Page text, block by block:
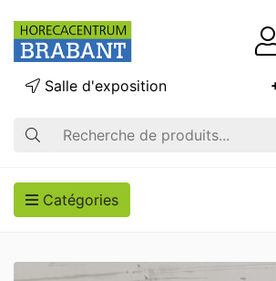
Recherche
Salle d'exposition
Catégories